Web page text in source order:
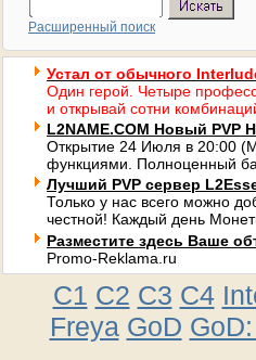
Расширенный поиск
Устал от обычного
Один герой. Четыре
и открывай сотни
L2NAME.COM Новый PVP
Открытие 24 Июля в 20:00
функциями. Полноценный
Лучший PVP сервер
Только у нас всего можно
честной! Каждый день
Разместите здесь Ваше
Promo-Reklama.ru
C1 C2 C3 C4
Freya GoD